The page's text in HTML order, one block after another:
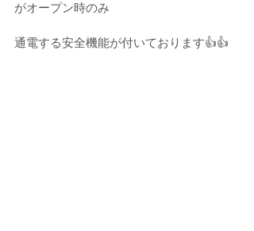
がオープン時のみ
通電する安全機能が付いております👍👍